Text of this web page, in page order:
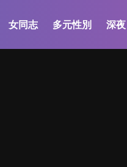
女同志 多元性別 深夜